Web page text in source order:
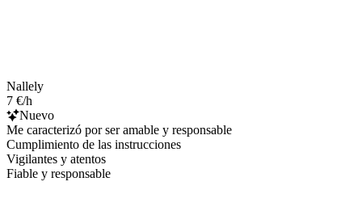
Nallely
7 €/h
Nuevo
Me caracterizó por ser amable y responsable
Cumplimiento de las instrucciones
Vigilantes y atentos
Fiable y responsable